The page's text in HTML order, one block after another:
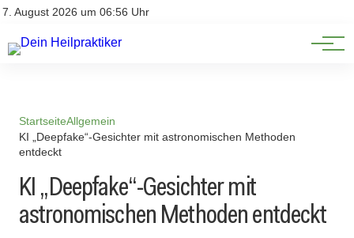
7. August 2026 um 06:56 Uhr
Impressum
Natürliche Medizin
Heilpflanzen & Kräuterkunde
StartseiteAllgemein
KI „Deepfake“-Gesichter mit astronomischen Methoden
entdeckt
KI „Deepfake“-Gesichter mit
astronomischen Methoden entdeckt